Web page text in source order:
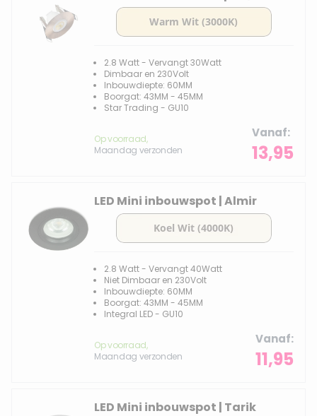
2.8 Watt - Vervangt 30Watt
Dimbaar en 230Volt
Inbouwdiepte: 60MM
Boorgat: 43MM - 45MM
Star Trading - GU10
Op voorraad,
Maandag verzonden
Vanaf
13,95
LED Mini inbouwspot | Almir
2.8 Watt - Vervangt 40Watt
Niet Dimbaar en 230Volt
Inbouwdiepte: 60MM
Boorgat: 43MM - 45MM
Integral LED - GU10
Op voorraad,
Maandag verzonden
Vanaf
11,95
LED Mini inbouwspot | Tarik